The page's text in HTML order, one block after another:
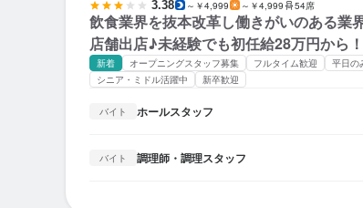
3.38 ～￥4,999 ～￥4,999 54席
飲食業界を抜本改革し働きがいのある業
店舗出店♪未経験でも初任給28万円から！
新着 オープニングスタッフ募集 フルタイム歓迎 平日の
シニア・ミドル活躍中
新卒歓迎
バイト ホールスタッフ
バイト 調理師・調理スタッフ